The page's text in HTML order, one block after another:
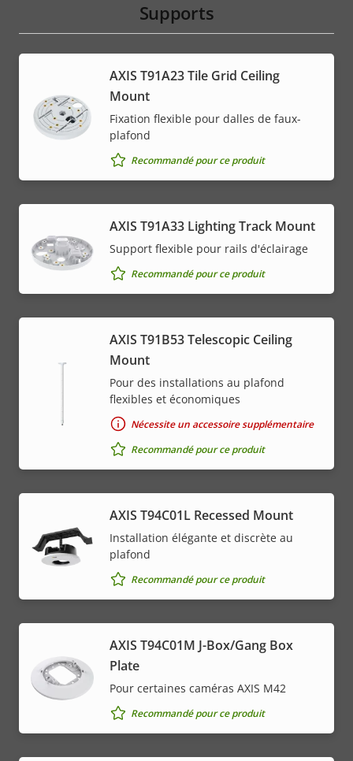
Supports
AXIS T91A23 Tile Grid Ceiling
Mount
Fixation flexible pour dalles de faux-
plafond
Recommandé pour ce produit
AXIS T91A33 Lighting Track Mount
Support flexible pour rails d'éclairage
Recommandé pour ce produit
AXIS T91B53 Telescopic Ceiling
Mount
Pour des installations au plafond
flexibles et économiques
Nécessite un accessoire supplémentaire
Recommandé pour ce produit
AXIS T94C01L Recessed Mount
Installation élégante et discrète au
plafond
Recommandé pour ce produit
AXIS T94C01M J-Box/Gang Box
Plate
Pour certaines caméras AXIS M42
Recommandé pour ce produit